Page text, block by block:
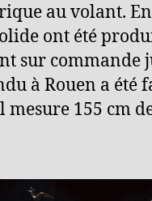
au volant.
ont été
sur commande
à Rouen a été
mesure 155 cm